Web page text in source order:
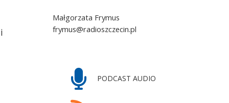
Małgorzata Frymus
frymus@radioszczecin.pl
PODCAST AUDIO